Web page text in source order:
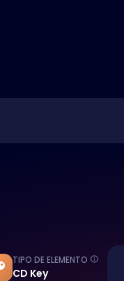
TIPO DE ELEMENTO
CD Key